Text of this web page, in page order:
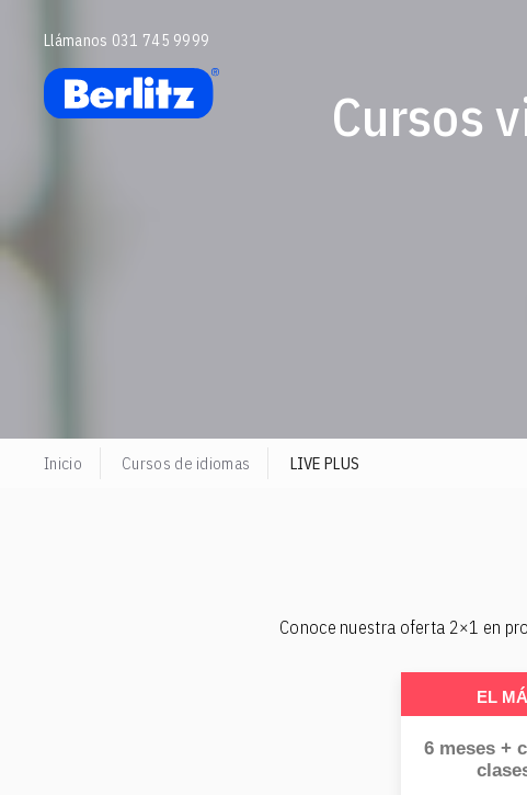
Llámanos 031 745 9999
Cursos
Inicio Cursos de idiomas LIVE PLUS
Conoce nuestra oferta 2×1 en
EL
6 meses +